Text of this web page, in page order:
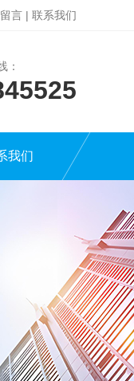
言 | 联系我们
：
我们